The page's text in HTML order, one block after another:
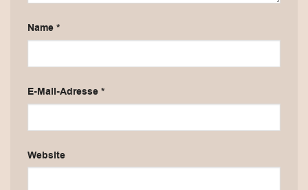
Name*
E-Mail-Adresse*
Website